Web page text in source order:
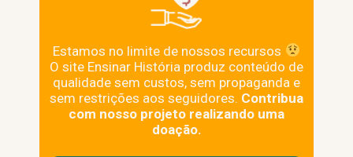
Estamos no limite de nossos recursos
O site Ensinar História produz conteúdo de
qualidade sem custos, sem propaganda e
sem restrições aos seguidores. Contribua
com nosso projeto realizando uma
doação.